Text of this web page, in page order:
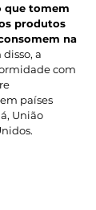
que tomem
produtos
na
a
com
países
União